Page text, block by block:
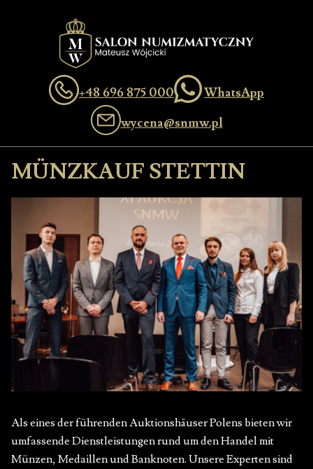
+48 696 875 000
WhatsApp
wycena@snmw.pl
MÜNZKAUF STETTIN
Als eines der führenden Auktionshäuser Polens bieten wir
umfassende Dienstleistungen rund um den Handel mit
Münzen, Medaillen und Banknoten. Unsere Experten sind